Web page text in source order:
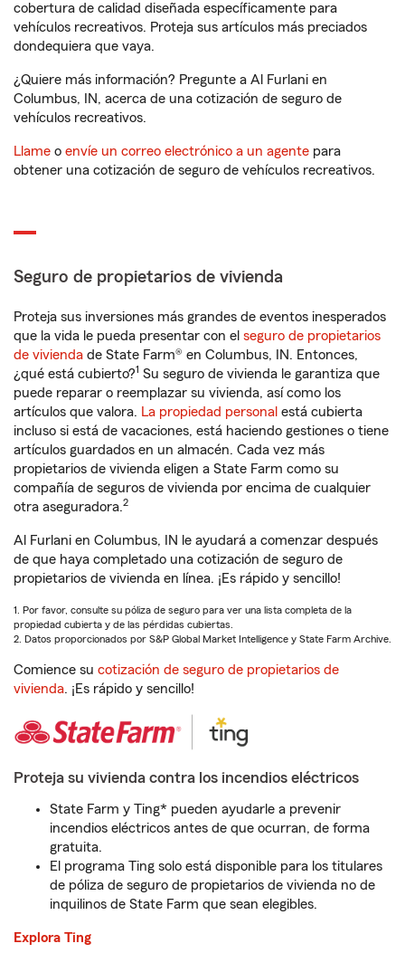
cobertura de calidad diseñada específicamente para
vehículos recreativos. Proteja sus artículos más preciados
dondequiera que vaya.
¿Quiere más información? Pregunte a Al Furlani en
Columbus, IN, acerca de una cotización de seguro de
vehículos recreativos.
Llame o envíe un correo electrónico a un agente para
obtener una cotización de seguro de vehículos recreativos.
Seguro de propietarios de vivienda
Proteja sus inversiones más grandes de eventos inesperados
que la vida le pueda presentar con el seguro de propietarios
de vivienda de State Farm® en Columbus, IN. Entonces,
¿qué está cubierto?1 Su seguro de vivienda le garantiza que
puede reparar o reemplazar su vivienda, así como los
artículos que valora. La propiedad personal está cubierta
incluso si está de vacaciones, está haciendo gestiones o tiene
artículos guardados en un almacén. Cada vez más
propietarios de vivienda eligen a State Farm como su
compañía de seguros de vivienda por encima de cualquier
otra aseguradora.2
Al Furlani en Columbus, IN le ayudará a comenzar después
de que haya completado una cotización de seguro de
propietarios de vivienda en línea. ¡Es rápido y sencillo!
1. Por favor, consulte su póliza de seguro para ver una lista completa de la
propiedad cubierta y de las pérdidas cubiertas.
2. Datos proporcionados por S&P Global Market Intelligence y State Farm Archive.
Comience su cotización de seguro de propietarios de
vivienda. ¡Es rápido y sencillo!
Proteja su vivienda contra los incendios eléctricos
State Farm y Ting* pueden ayudarle a prevenir
incendios eléctricos antes de que ocurran, de forma
gratuita.
El programa Ting solo está disponible para los titulares
de póliza de seguro de propietarios de vivienda no de
inquilinos de State Farm que sean elegibles.
Explora Ting